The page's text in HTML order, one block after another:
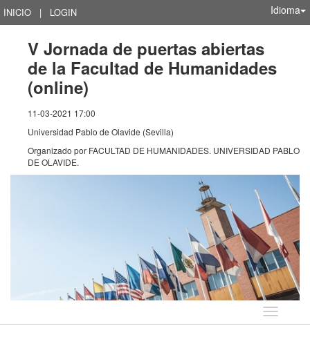
INICIO | LOGIN Idioma
V Jornada de puertas abiertas
de la Facultad de Humanidades
(online)
11-03-2021 17:00
Universidad Pablo de Olavide (Sevilla)
Organizado por FACULTAD DE HUMANIDADES. UNIVERSIDAD PABLO
DE OLAVIDE.
Idioma